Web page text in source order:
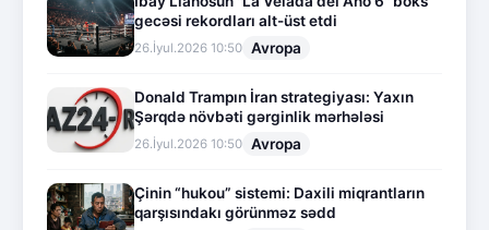
gecəsi rekordları alt-üst etdi
26.İyul.2026 10:50 Avropa
Donald Trampın İran strategiyası: Yaxın
Şərqdə növbəti gərginlik mərhələsi
26.İyul.2026 10:50 Avropa
Çinin “hukou” sistemi: Daxili miqrantların
qarşısındakı görünməz sədd